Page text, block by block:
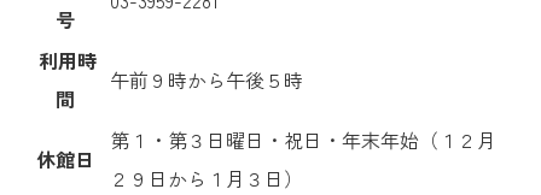
号
利用時
間
午前９時から午後５時
休館日
第１・第３日曜日・祝日・年末年始（１２月
２９日から１月３日）